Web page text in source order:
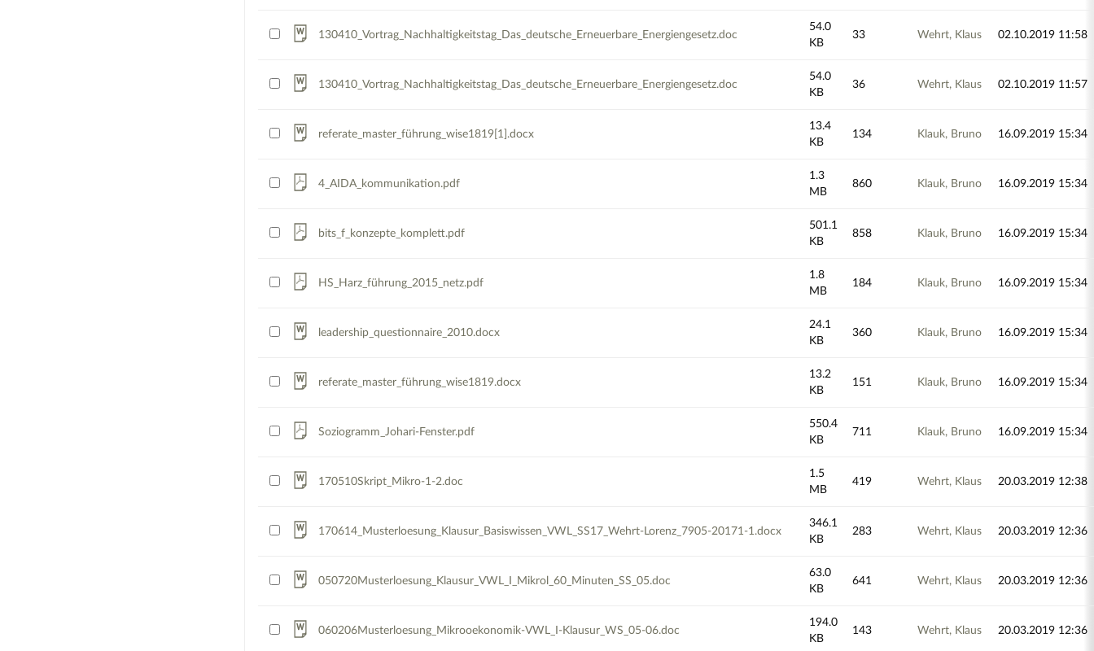
130410_Vortrag_Nachhaltigkeitstag_Das_deutsche_Erneuerbare_Energiengesetz.doc
54.0
KB
33 Wehrt, Klaus 02.10.2019 11:58
130410_Vortrag_Nachhaltigkeitstag_Das_deutsche_Erneuerbare_Energiengesetz.doc
54.0
KB
36 Wehrt, Klaus 02.10.2019 11:57
referate_master_führung_wise1819[1].docx
13.4
KB
134 Klauk, Bruno 16.09.2019 15:34
4_AIDA_kommunikation.pdf
1.3
MB
860 Klauk, Bruno 16.09.2019 15:34
bits_f_konzepte_komplett.pdf
501.1
KB
858 Klauk, Bruno 16.09.2019 15:34
HS_Harz_führung_2015_netz.pdf
1.8
MB
184 Klauk, Bruno 16.09.2019 15:34
leadership_questionnaire_2010.docx
24.1
KB
360 Klauk, Bruno 16.09.2019 15:34
referate_master_führung_wise1819.docx
13.2
KB
151 Klauk, Bruno 16.09.2019 15:34
Soziogramm_Johari-Fenster.pdf
550.4
KB
711 Klauk, Bruno 16.09.2019 15:34
170510Skript_Mikro-1-2.doc
1.5
MB
419 Wehrt, Klaus 20.03.2019 12:38
170614_Musterloesung_Klausur_Basiswissen_VWL_SS17_Wehrt-Lorenz_7905-20171-1.docx
346.1
KB
283 Wehrt, Klaus 20.03.2019 12:36
050720Musterloesung_Klausur_VWL_I_Mikrol_60_Minuten_SS_05.doc
63.0
KB
641 Wehrt, Klaus 20.03.2019 12:36
060206Musterloesung_Mikrooekonomik-VWL_I-Klausur_WS_05-06.doc
194.0
KB
143 Wehrt, Klaus 20.03.2019 12:36